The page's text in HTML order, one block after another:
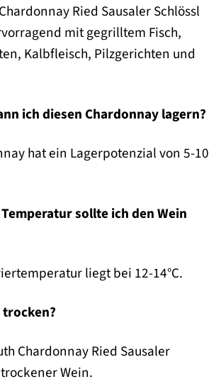
Ried Sausaler Schlössl
mit gegrilltem Fisch,
Kalbfleisch, Pilzgerichten und
ich diesen Chardonnay lagern?
hat ein Lagerpotenzial von 5-10
sollte ich den Wein
liegt bei 12-14°C.
Chardonnay Ried Sausaler
Wein.